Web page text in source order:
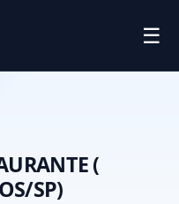
☰
(
SP)